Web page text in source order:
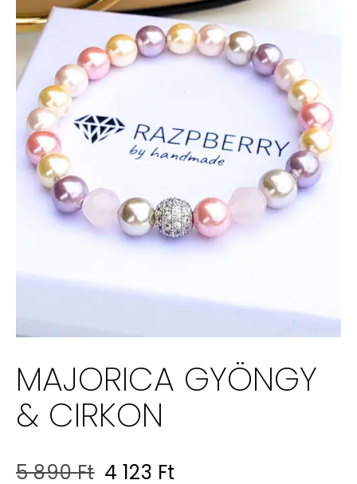
MAJORICA GYÖNGY
& CIRKON
5 890Ft Original
4 123 Ft